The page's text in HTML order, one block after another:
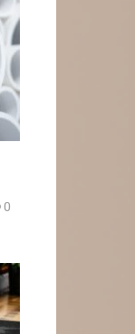
0